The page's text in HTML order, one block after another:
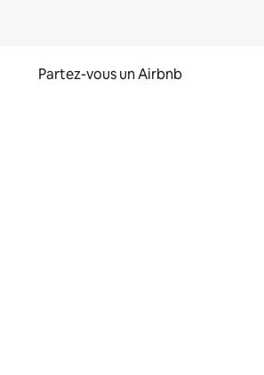
Partez-vous un Airbnb